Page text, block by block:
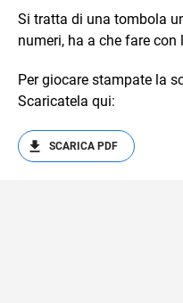
Si tratta di una tombola
numeri, ha a che fare con
Per giocare stampate la
Scaricatela qui:
SCARICA PDF